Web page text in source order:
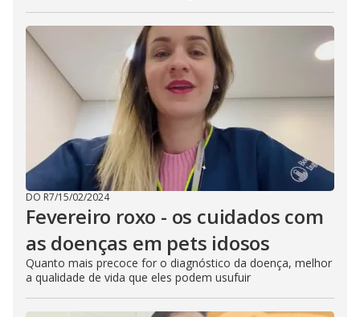
DO R7/15/02/2024
Fevereiro roxo - os cuidados com
as doenças em pets idosos
Quanto mais precoce for o diagnóstico da doença, melhor
a qualidade de vida que eles podem usufuir